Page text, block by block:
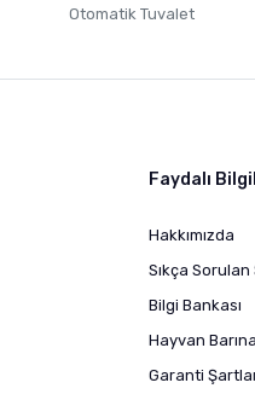
Otomatik Tuvalet
Faydalı
Hakkımızda
Sıkça
Bilgi Bankası
Hayvan
Garanti